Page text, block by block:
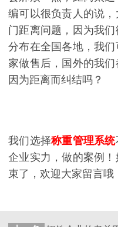
编可以很负责人的说
门距离问题，因为我们
分布在全国各地，我
家做售后，国外的我
因为距离而纠结吗？
我们选择称重管理系统
企业实力，做的案例
束了，欢迎大家留言哦